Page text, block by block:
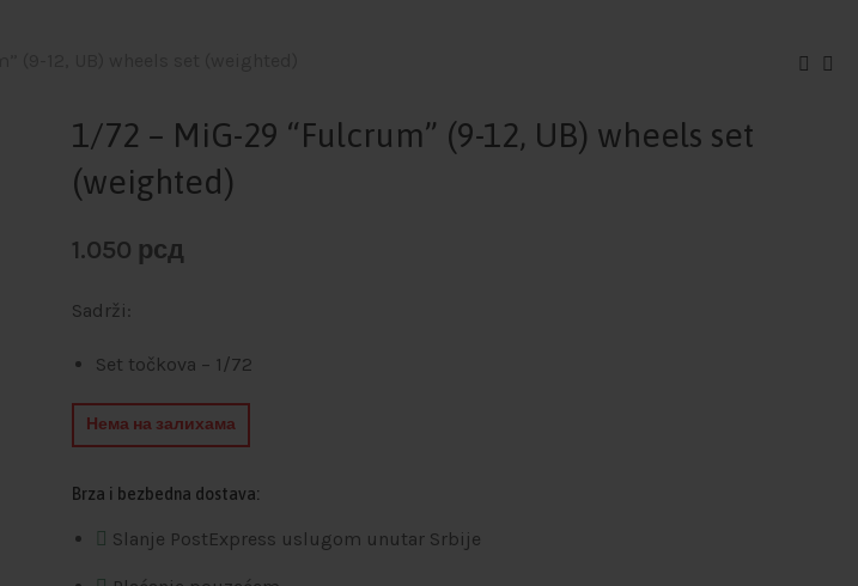
1/72 – MiG-29 “Fulcrum” (9-12, UB) wheels set
(weighted)
1.050 рсд
Sadrži:
Set točkova – 1/72
Нема на залихама
Brza i bezbedna dostava:
Slanje PostExpress uslugom unutar Srbije